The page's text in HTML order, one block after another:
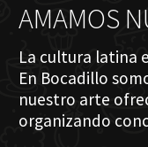
AMAMOS
La cultura latina
En Bocadillo
nuestro arte
organizando